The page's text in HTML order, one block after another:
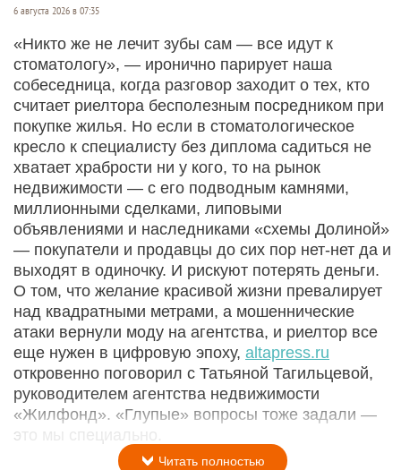
6 августа 2026 в 07:35
«Никто же не лечит зубы сам — все идут к
стоматологу», — иронично парирует наша
собеседница, когда разговор заходит о тех, кто
считает риелтора бесполезным посредником при
покупке жилья. Но если в стоматологическое
кресло к специалисту без диплома садиться не
хватает храбрости ни у кого, то на рынок
недвижимости — с его подводным камнями,
миллионными сделками, липовыми
объявлениями и наследниками «схемы Долиной»
— покупатели и продавцы до сих пор нет-нет да и
выходят в одиночку. И рискуют потерять деньги.
О том, что желание красивой жизни превалирует
над квадратными метрами, а мошеннические
атаки вернули моду на агентства, и риелтор все
еще нужен в цифровую эпоху, altapress.ru
откровенно поговорил с Татьяной Тагильцевой,
руководителем агентства недвижимости
«Жилфонд». «Глупые» вопросы тоже задали —
это мы специально.
Читать полностью